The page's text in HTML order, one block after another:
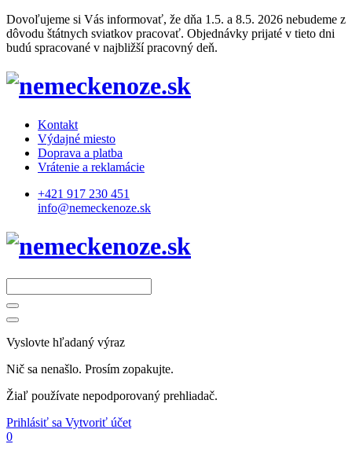
Dovoľujeme si Vás informovať, že dňa 1.5. a 8.5. 2026 nebudeme z
dôvodu štátnych sviatkov pracovať. Objednávky prijaté v tieto dni
budú spracované v najbližší pracovný deň.
Kontakt
Výdajné miesto
Doprava a platba
Vrátenie a reklamácie
+421 917 230 451
info@nemeckenoze.sk
Vyslovte hľadaný výraz
Nič sa nenašlo. Prosím zopakujte.
Žiaľ používate nepodporovaný prehliadač.
Prihlásiť sa Vytvoriť účet
0